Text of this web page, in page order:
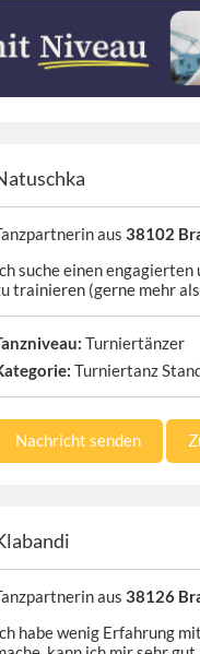
aus 38102
suche einen
trainieren (gerne mehr
Turniertänzer
Turniertanz
Nachricht senden
aus 38126
habe wenig Erfahrung